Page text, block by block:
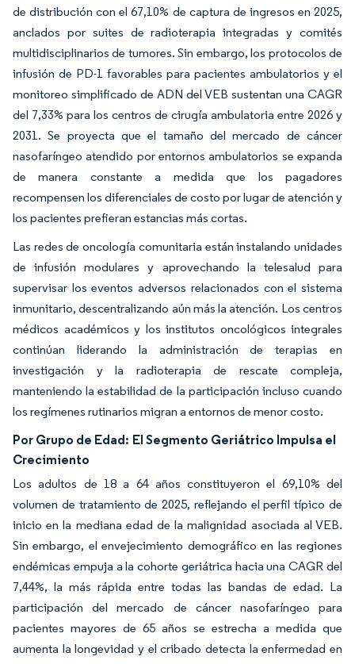
de distribución con el 67,10% de captura de ingresos en 2025,
anclados por suites de radioterapia integradas y comités
multidisciplinarios de tumores. Sin embargo, los protocolos de
infusión de PD-1 favorables para pacientes ambulatorios y el
monitoreo simplificado de ADN del VEB sustentan una CAGR
del 7,33% para los centros de cirugía ambulatoria entre 2026 y
2031. Se proyecta que el tamaño del mercado de cáncer
nasofaríngeo atendido por entornos ambulatorios se expanda
de manera constante a medida que los pagadores
recompensen los diferenciales de costo por lugar de atención y
los pacientes prefieran estancias más cortas.
Las redes de oncología comunitaria están instalando unidades
de infusión modulares y aprovechando la telesalud para
supervisar los eventos adversos relacionados con el sistema
inmunitario, descentralizando aún más la atención. Los centros
médicos académicos y los institutos oncológicos integrales
continúan liderando la administración de terapias en
investigación y la radioterapia de rescate compleja,
manteniendo la estabilidad de la participación incluso cuando
los regímenes rutinarios migran a entornos de menor costo.
Por Grupo de Edad: El Segmento Geriátrico Impulsa el
Crecimiento
Los adultos de 18 a 64 años constituyeron el 69,10% del
volumen de tratamiento de 2025, reflejando el perfil típico de
inicio en la mediana edad de la malignidad asociada al VEB.
Sin embargo, el envejecimiento demográfico en las regiones
endémicas empuja a la cohorte geriátrica hacia una CAGR del
7,44%, la más rápida entre todas las bandas de edad. La
participación del mercado de cáncer nasofaríngeo para
pacientes mayores de 65 años se estrecha a medida que
aumenta la longevidad y el cribado detecta la enfermedad en